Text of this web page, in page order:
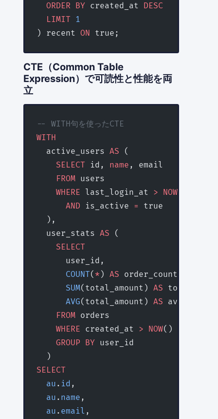
  ORDER BY
created_at DESC
  LIMIT
1
) recent ON true;
CTE（Common Table
Expression）で可読性と性能を両
立
-- WITH句を使ったCTE
WITH
  active_users
AS (
    SELECT
id, name , email
    FROM
users
    WHERE
last_login_at > NOW
      AND
is_active = true
  ),
  user_stats
AS (
    SELECT
      user_id,
      COUNT
( * ) AS order_count,
      SUM
(total_amount) AS
      AVG
(total_amount) AS
    FROM
orders
    WHERE
created_at > NOW()
    GROUP BY
user_id
  )
SELECT
  au
. id ,
  au
. name ,
  au
. email ,